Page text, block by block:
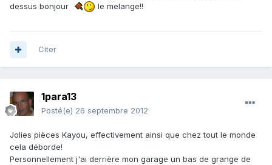
dessus bonjour
le melange!!
Citer
1para13
Posté(e) 26 septembre 2012
Jolies pièces Kayou, effectivement ainsi que chez tout le monde
cela déborde!
Personnellement j'ai derrière mon garage un bas de grange de